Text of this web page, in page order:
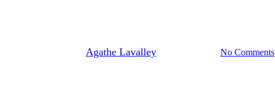
Agathe Lavalley No Comments